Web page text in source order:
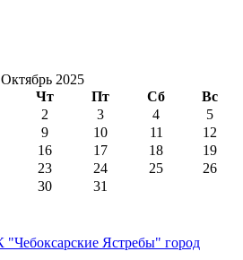
Октябрь 2025
Чт Пт Сб Вс
2 3 4
5
9 10 11
12
16 17 18
19
23 24 25
26
30 31